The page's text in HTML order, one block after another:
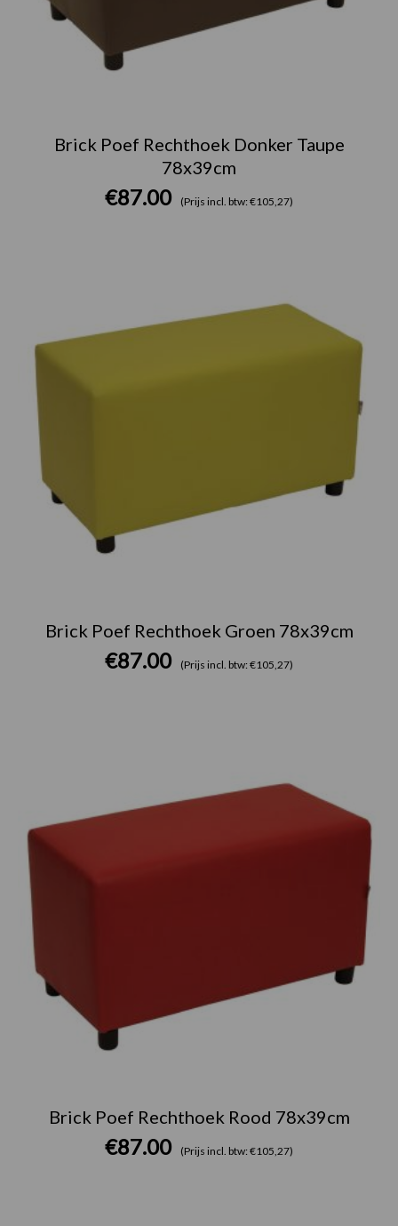
Brick Poef Rechthoek Donker Taupe
78x39cm
€87.00 (Prijs incl. btw: €105,27)
Brick Poef Rechthoek Groen 78x39cm
€87.00 (Prijs incl. btw: €105,27)
Brick Poef Rechthoek Rood 78x39cm
€87.00 (Prijs incl. btw: €105,27)